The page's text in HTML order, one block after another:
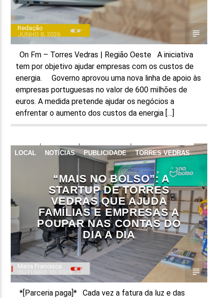
Redação
JUNHO 8, 2026
On Fm – Torres Vedras | Região Oeste A iniciativa
tem por objetivo ajudar empresas com os custos de
energia. Governo aprovou uma nova linha de apoio às
empresas portuguesas no valor de 600 milhões de
euros. A medida pretende ajudar os negócios a
enfrentar o aumento dos custos da energia […]
LOCAL NOTÍCIAS PUBLICIDADE TORRES VEDRAS
“MAIS NO BOLSO”: A
STARTUP DE TORRES
VEDRAS QUE AJUDA
FAMÍLIAS E EMPRESAS A
POUPAR NAS CONTAS DO
DIA A DIA
Maria Francisca
OUTUBRO 10, 2025
*[Parceria paga]* Cada vez a fatura da luz e das